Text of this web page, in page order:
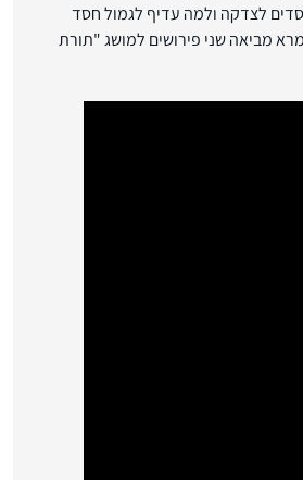
לצדקה ולמה עדיף לגמול חסד
מביאה שני פירושים למושג "תורת